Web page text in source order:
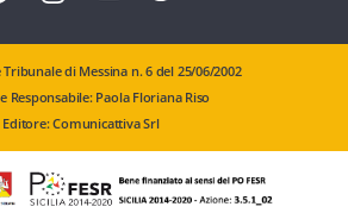
Tribunale di Messina n. 6 del 25/06/2002
Responsabile: Paola Floriana Riso
Editore: Comunicattiva Srl